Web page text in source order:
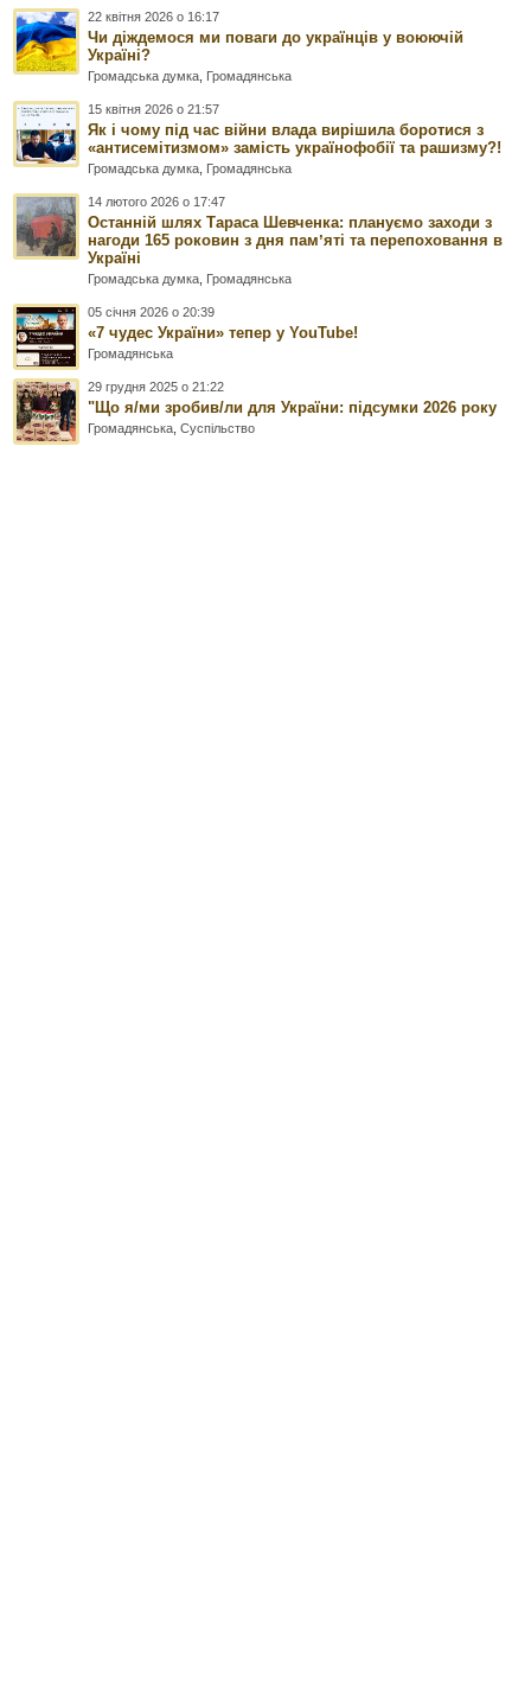
22 квітня 2026 о 16:17
Чи діждемося ми поваги до українців у воюючій
Україні?
Громадська думка Громадянська
15 квітня 2026 о 21:57
Як і чому під час війни влада вирішила боротися з
«антисемітизмом» замість українофобії та рашизму?!
Громадська думка Громадянська
14 лютого 2026 о 17:47
Останній шлях Тараса Шевченка: плануємо заходи з
нагоди 165 роковин з дня памʼяті та перепоховання в
Україні
Громадська думка Громадянська
05 січня 2026 о 20:39
«7 чудес України» тепер у YouTube!
Громадянська
29 грудня 2025 о 21:22
"Що я/ми зробив/ли для України: підсумки 2026 року
Громадянська ,Суспільство